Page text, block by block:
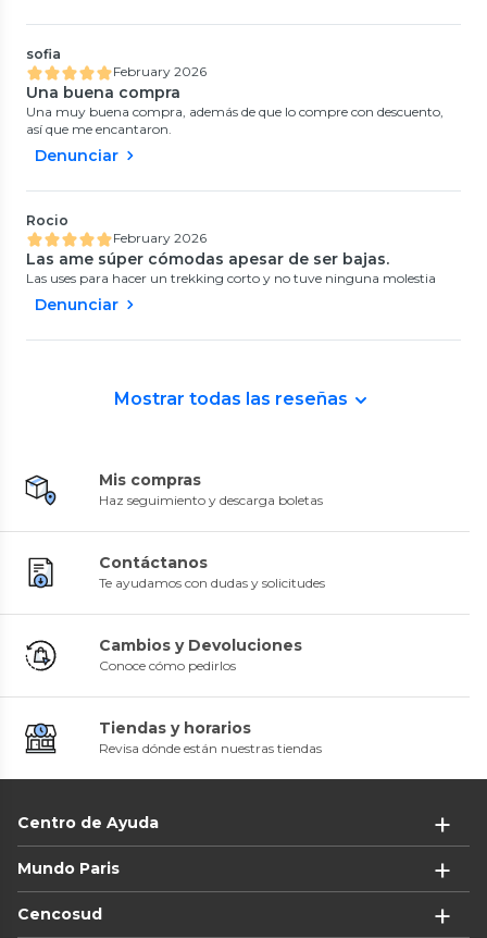
sofia
February 2026
Una buena compra
Una muy buena compra, además de que lo compre con descuento,
así que me encantaron.
Denunciar
Rocio
February 2026
Las ame súper cómodas apesar de ser bajas.
Las uses para hacer un trekking corto y no tuve ninguna molestia
Denunciar
Mostrar todas las reseñas
Mis compras
Haz seguimiento y descarga boletas
Contáctanos
Te ayudamos con dudas y solicitudes
Cambios y Devoluciones
Conoce cómo pedirlos
Tiendas y horarios
Revisa dónde están nuestras tiendas
Centro de Ayuda
Mundo Paris
Cencosud